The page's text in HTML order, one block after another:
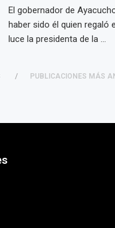
El gobernador de
haber sido él quien regaló
luce la presidenta de la ...
PUBLICACIONES MÁS